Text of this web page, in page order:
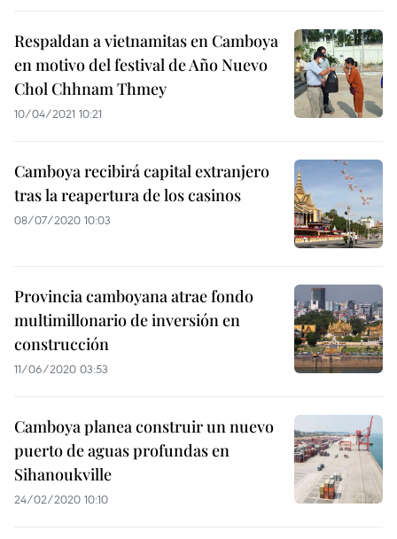
Respaldan a vietnamitas en Camboya
en motivo del festival de Año Nuevo
Chol Chhnam Thmey
10/04/2021 10:21
Camboya recibirá capital extranjero
tras la reapertura de los casinos
08/07/2020 10:03
Provincia camboyana atrae fondo
multimillonario de inversión en
construcción
11/06/2020 03:53
Camboya planea construir un nuevo
puerto de aguas profundas en
Sihanoukville
24/02/2020 10:10